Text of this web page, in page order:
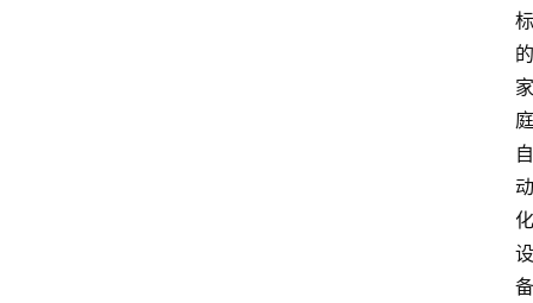
标
的
家
庭
自
动
化
设
备